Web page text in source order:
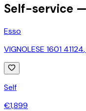
Self-service —
Esso
VIGNOLESE 1601 41124,
Self
€1,899